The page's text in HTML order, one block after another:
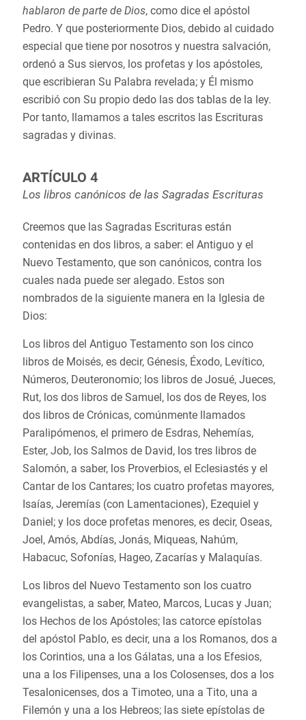
hablaron de parte de Dios, como dice el apóstol
Pedro. Y que posteriormente Dios, debido al cuidado
especial que tiene por nosotros y nuestra salvación,
ordenó a Sus siervos, los profetas y los apóstoles,
que escribieran Su Palabra revelada; y Él mismo
escribió con Su propio dedo las dos tablas de la ley.
Por tanto, llamamos a tales escritos las Escrituras
sagradas y divinas.
ARTÍCULO 4
Los libros canónicos de las Sagradas Escrituras
Creemos que las Sagradas Escrituras están
contenidas en dos libros, a saber: el Antiguo y el
Nuevo Testamento, que son canónicos, contra los
cuales nada puede ser alegado. Estos son
nombrados de la siguiente manera en la Iglesia de
Dios:
Los libros del Antiguo Testamento son los cinco
libros de Moisés, es decir, Génesis, Éxodo, Levítico,
Números, Deuteronomio; los libros de Josué, Jueces,
Rut, los dos libros de Samuel, los dos de Reyes, los
dos libros de Crónicas, comúnmente llamados
Paralipómenos, el primero de Esdras, Nehemías,
Ester, Job, los Salmos de David, los tres libros de
Salomón, a saber, los Proverbios, el Eclesiastés y el
Cantar de los Cantares; los cuatro profetas mayores,
Isaías, Jeremías (con Lamentaciones), Ezequiel y
Daniel; y los doce profetas menores, es decir, Oseas,
Joel, Amós, Abdías, Jonás, Miqueas, Nahúm,
Habacuc, Sofonías, Hageo, Zacarías y Malaquías.
Los libros del Nuevo Testamento son los cuatro
evangelistas, a saber, Mateo, Marcos, Lucas y Juan;
los Hechos de los Apóstoles; las catorce epístolas
del apóstol Pablo, es decir, una a los Romanos, dos a
los Corintios, una a los Gálatas, una a los Efesios,
una a los Filipenses, una a los Colosenses, dos a los
Tesalonicenses, dos a Timoteo, una a Tito, una a
Filemón y una a los Hebreos; las siete epístolas de